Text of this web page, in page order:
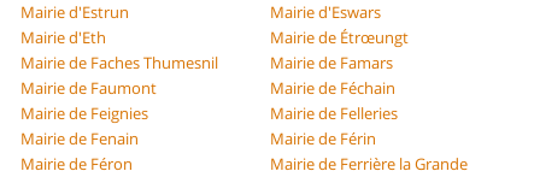
Mairie d'Estrun
Mairie d'Eswars
Mairie d'Eth
Mairie de Étrœungt
Mairie de Faches Thumesnil
Mairie de Famars
Mairie de Faumont
Mairie de Féchain
Mairie de Feignies
Mairie de Felleries
Mairie de Fenain
Mairie de Férin
Mairie de Féron
Mairie de Ferrière la Grande